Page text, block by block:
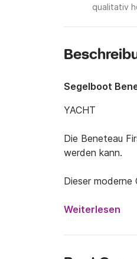
qualitativ
Segelboot
YACHT
Die Beneteau
werden kann.
Dieser
Schaumauftrieb
Sie ist die
Weiterlesen